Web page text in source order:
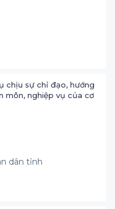
chịu sự chỉ đạo, hướng
môn, nghiệp vụ của cơ
dân tỉnh